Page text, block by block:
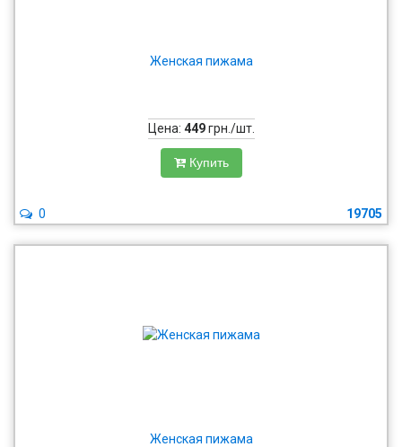
Женская пижама
Цена: 449грн./шт.
Купить
19705
0
Женская пижама